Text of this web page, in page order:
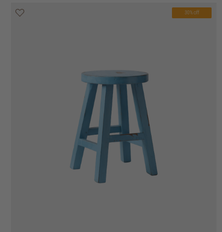
30% off
30% off
20% off
20% off